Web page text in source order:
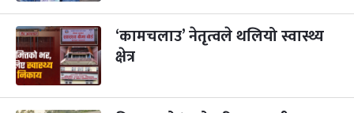
४
बुध कार्तिक ४, २०८३
५
बिहि
पापा‌ङ्कुशा एकादशी व्रत
कार्तिक ५, २०८३
‘कामचलाउ’ नेतृत्वले थलियो स्वास्थ्य
क्षेत्र